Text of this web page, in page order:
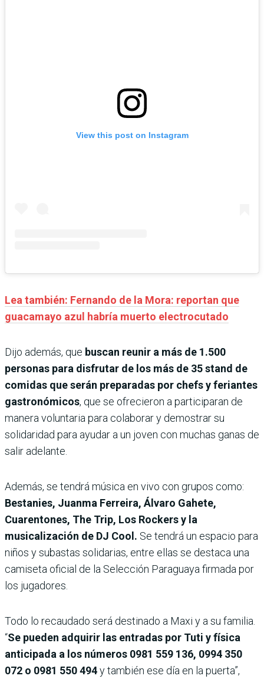
View this post on Instagram
Lea también: Fernando de la Mora: reportan que
guacamayo azul habría muerto electrocutado
Dijo además, que buscan reunir a más de 1.500
personas para disfrutar de los más de 35 stand de
comidas que serán preparadas por chefs y feriantes
gastronómicos, que se ofrecieron a participaran de
manera voluntaria para colaborar y demostrar su
solidaridad para ayudar a un joven con muchas ganas de
salir adelante.
Además, se tendrá música en vivo con grupos como:
Bestanies, Juanma Ferreira, Álvaro Gahete,
Cuarentones, The Trip, Los Rockers y la
musicalización de DJ Cool. Se tendrá un espacio para
niños y subastas solidarias, entre ellas se destaca una
camiseta oficial de la Selección Paraguaya firmada por
los jugadores.
Todo lo recaudado será destinado a Maxi y a su familia.
“Se pueden adquirir las entradas por Tuti y física
anticipada a los números 0981 559 136, 0994 350
072 o 0981 550 494y también ese día en la puerta”,